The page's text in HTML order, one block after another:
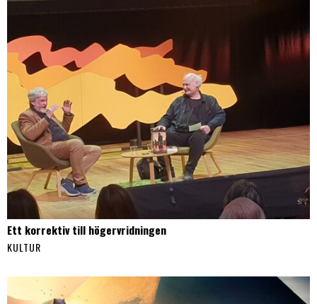
Ett korrektiv till högervridningen
KULTUR